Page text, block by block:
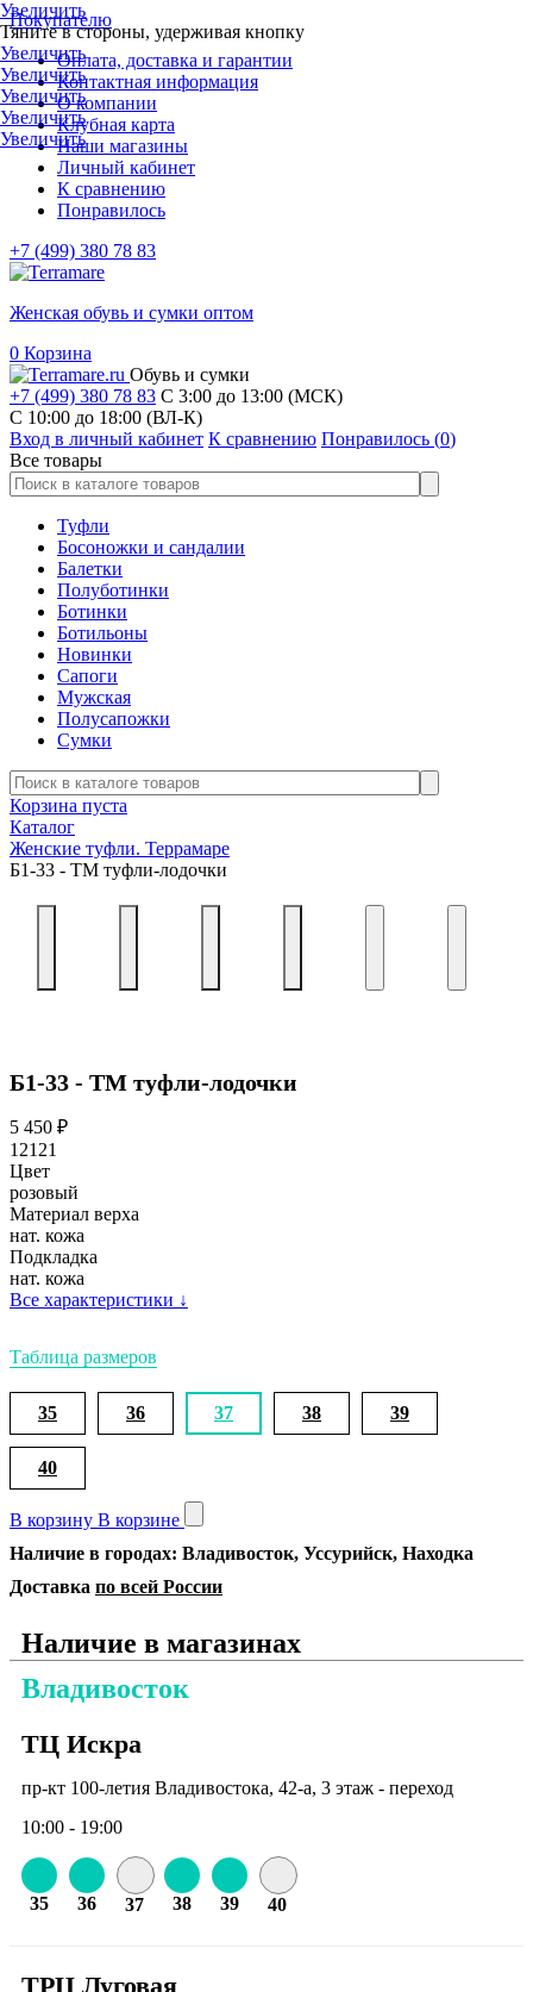
Покупателю
Оплата, доставка и гарантии
Контактная информация
О компании
Клубная карта
Наши магазины
Личный кабинет
К сравнению
Понравилось
+7 (499) 380 78 83
Женская обувь и сумки оптом
0 Корзина
Обувь и сумки
+7 (499) 380 78 83 С 3:00 до 13:00 (МСК)
C 10:00 до 18:00 (ВЛ-К)
Вход в личный кабинет К сравнению Понравилось (0)
Все товары
Туфли
Босоножки и сандалии
Балетки
Полуботинки
Ботинки
Ботильоны
Новинки
Сапоги
Мужская
Полусапожки
Сумки
Корзина пуста
Каталог
Женские туфли. Террамаре
Б1-33 - ТМ туфли-лодочки
Увеличить
Тяните в стороны, удерживая кнопку
Увеличить
Увеличить
Увеличить
Увеличить
Увеличить
Б1-33 - ТМ туфли-лодочки
5 450 ₽
12121
Цвет
розовый
Материал верха
нат. кожа
Подкладка
нат. кожа
Все характеристики ↓
Таблица размеров
35 36 37 38 39
40
В корзину В корзине
Наличие в городах: Владивосток, Уссурийск, Находка
Доставка по всей России
Наличие в магазинах
Владивосток
ТЦ Искра
пр-кт 100-летия Владивостока, 42-а, 3 этаж - переход
10:00 - 19:00
35 36 37 38 39 40
ТРЦ Луговая